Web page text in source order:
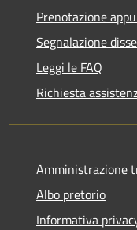
Prenotazione
Segnalazione
Leggi le FAQ
Richiesta
Amministrazione
Albo pretorio
Informativa